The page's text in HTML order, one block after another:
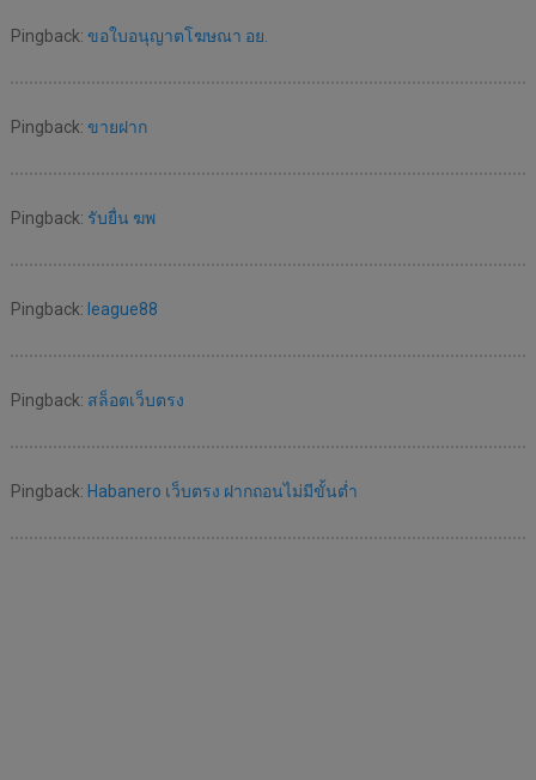
Pingback: ขอใบอนุญาตโฆษณา อย.
Pingback: ขายฝาก
Pingback: รับยื่น ฆพ
Pingback: league88
Pingback: สล็อตเว็บตรง
Pingback: Habanero เว็บตรง ฝากถอนไม่มีขั้นต่ำ